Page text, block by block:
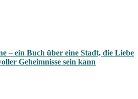
– ein Buch über eine Stadt, die Liebe
Geheimnisse sein kann